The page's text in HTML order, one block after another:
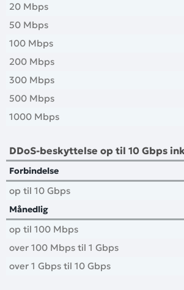
20 Mbps
50 Mbps
100 Mbps
200 Mbps
300 Mbps
500 Mbps
1000 Mbps
DDoS-beskyttelse op til 10 Gbps
Forbindelse
op til 10 Gbps
Månedlig
op til 100 Mbps
over 100 Mbps til 1 Gbps
over 1 Gbps til 10 Gbps